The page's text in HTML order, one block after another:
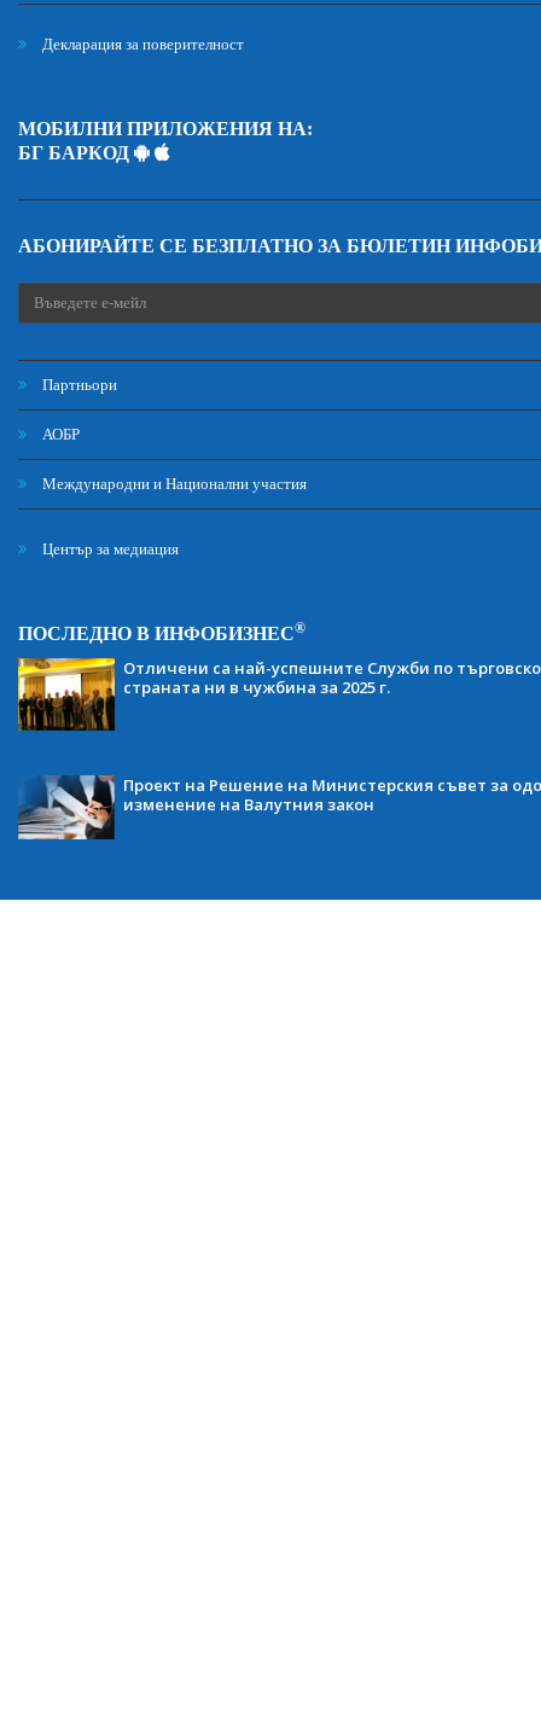
Декларация за поверителност
МОБИЛНИ ПРИЛОЖЕНИЯ НА:
БГ БАРКОД
АБОНИРАЙТЕ СЕ БЕЗПЛАТНО ЗА БЮЛЕТИН
Партньори
АОБР
Международни и Национални участия
Център за медиация
ПОСЛЕДНО В ИНФОБИЗНЕС®
Отличени са най-успешните Служби по
страната ни в чужбина за 2025 г.
Проект на Решение на Министерския съвет за
изменение на Валутния закон